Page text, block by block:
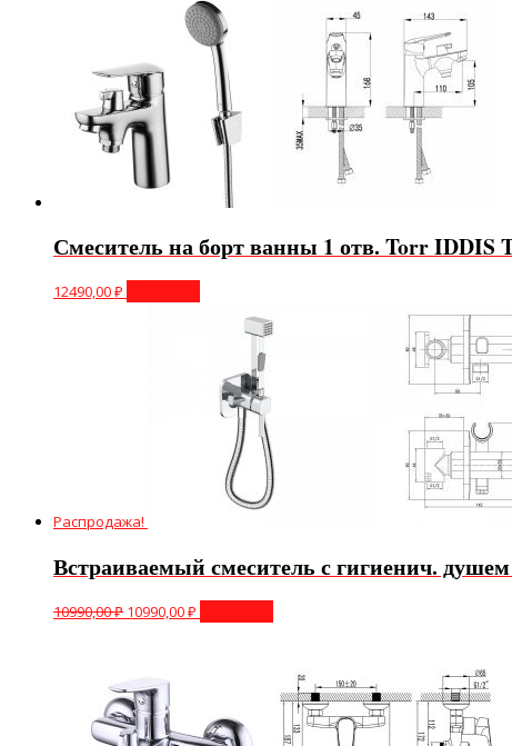
Смеситель на борт ванны 1 отв. Torr IDDIS
12490,00₽
Распродажа!
Встраиваемый смеситель с гигиенич.
10990,00₽ 10990,00₽